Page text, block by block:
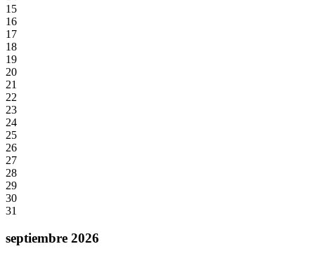
15
16
17
18
19
20
21
22
23
24
25
26
27
28
29
30
31
septiembre 2026